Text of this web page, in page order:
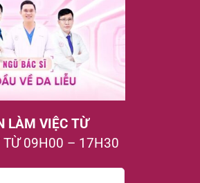
LÀM VIỆC TỪ
09H00 – 17H30